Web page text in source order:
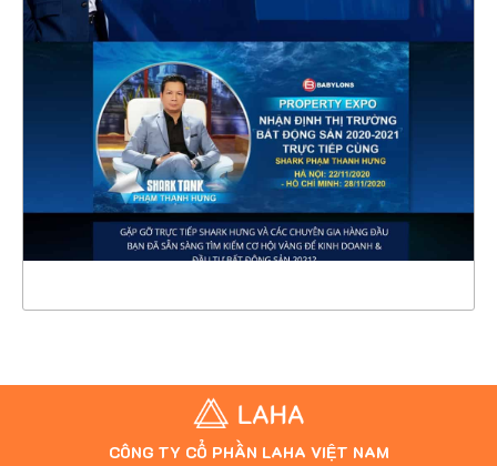
4521
CHI TIẾT
XEM THỰC TẾ
CÔNG TY CỔ PHẦN LAHA VIỆT NAM